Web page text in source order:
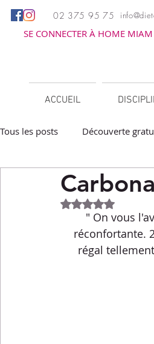
02 375 95 75
SE CONNECTER À HOME MIAM
ACCUEIL
Tous les posts Découverte
Barbecue /
Facile à réchauffer
Noté NaN
" On vous
réconfortante.
régal